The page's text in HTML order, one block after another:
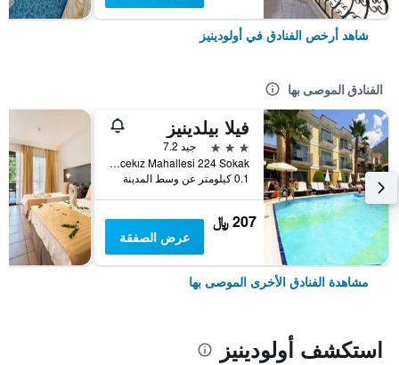
شاهد أرخص الفنادق في أولودينيز
الفنادق الموصى بها
فيلا بيلدينيز
3 نجوم
جيد 7.2
Belcekız Mahallesi 224 Sokak, أولودينيز, تركيا
0.1 كيلومتر عن وسط المدينة
207 ﷼
عرض الصفقة
مشاهدة الفنادق الأخرى الموصى بها
استكشف أولودينيز